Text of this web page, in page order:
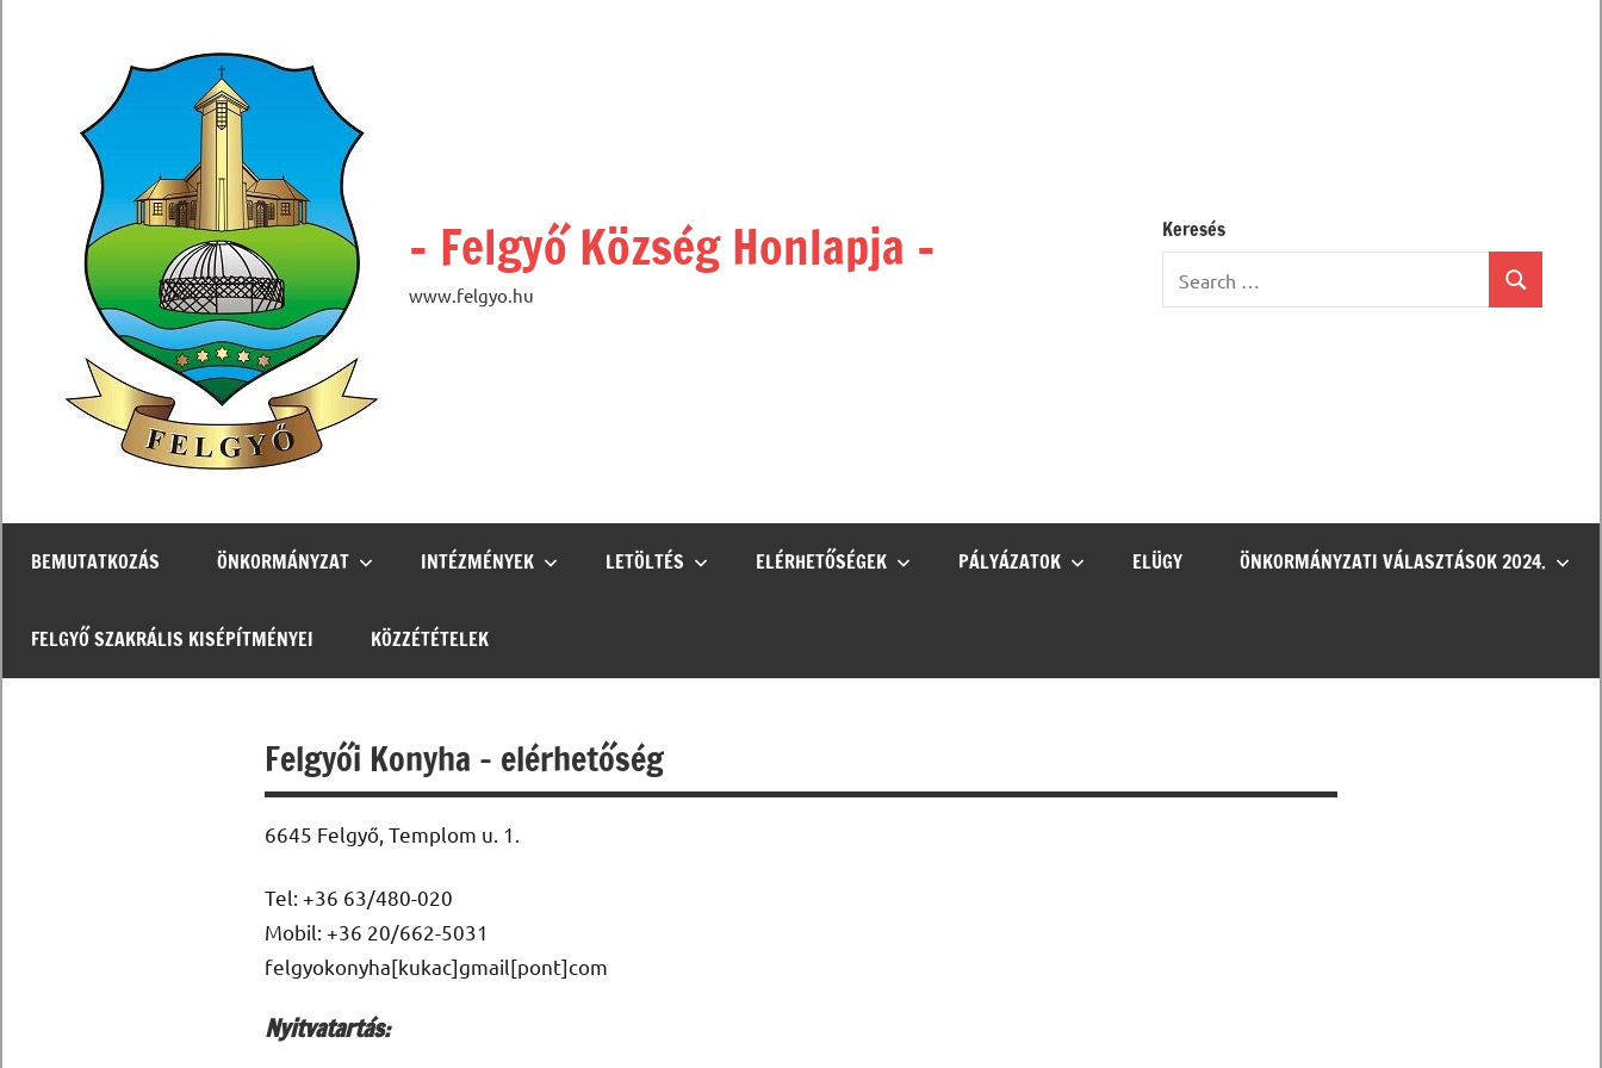
– Felgyő Község Honlapja –
www.felgyo.hu
Keresés
for:
Search
BEMUTATKOZÁS ÖNKORMÁNYZAT INTÉZMÉNYEK LETÖLTÉS ELÉRHETŐSÉGEK PÁLYÁZATOK ELÜGY ÖNKORMÁNYZATI VÁLASZTÁSOK 2024.
FELGYŐ SZAKRÁLIS KISÉPÍTMÉNYEI KÖZZÉTÉTELEK
Felgyői Konyha – elérhetőség
6645 Felgyő, Templom u. 1.
Tel: +36 63/480-020
Mobil: +36 20/662-5031
felgyokonyha[kukac]gmail[pont]com
Nyitvatartás: